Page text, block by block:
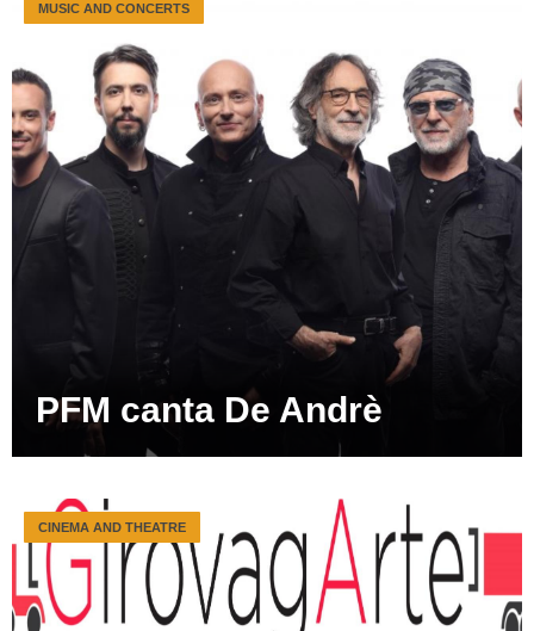
PFM canta De Andrè
MUSIC AND CONCERTS
CINEMA AND THEATRE